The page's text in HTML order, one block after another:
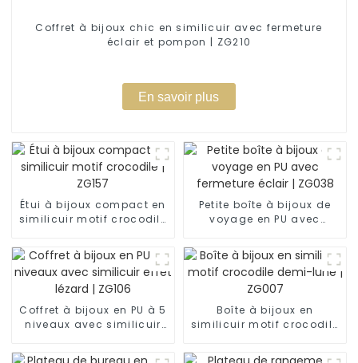
Coffret à bijoux chic en similicuir avec fermeture
éclair et pompon | ZG210
En savoir plus
Étui à bijoux compact en
similicuir motif crocodile
Petite boîte à bijoux de
voyage en PU avec
Coffret à bijoux en PU à 5
niveaux avec similicuir
Boîte à bijoux en
similicuir motif crocodile